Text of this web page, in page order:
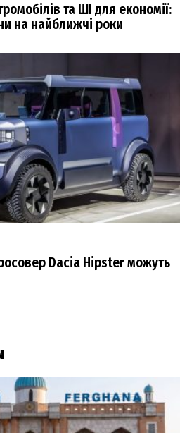
та ШІ для економії:
на найближчі роки
Dacia Hipster можуть